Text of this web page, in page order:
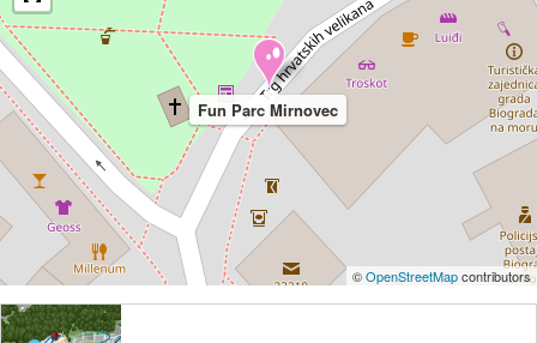
Fun Parc Mirnovec
©OpenStreetMapcontributors